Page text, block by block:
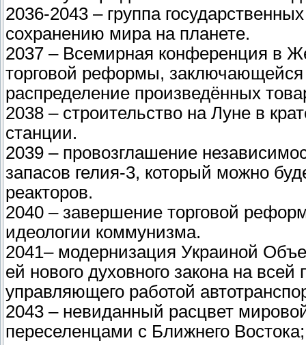
2036-2043 – группа
сохранению мира на планете.
2037 – Всемирная конференция в
торговой реформы, заключающейся
распределение произведённых
2038 – строительство на Луне в
станции.
2039 – провозглашение
запасов гелия-3, который можно
реакторов.
2040 – завершение торговой
идеологии коммунизма.
2041– модернизация Украиной
ей нового духовного закона на
управляющего работой
2043 – невиданный расцвет
переселенцами с Ближнего